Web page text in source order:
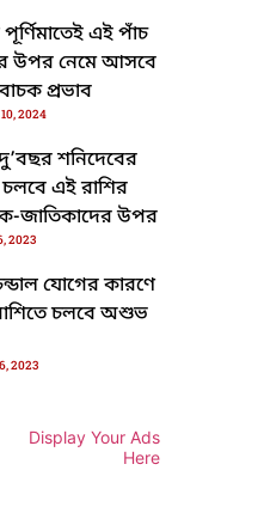
এই পাঁচ
উপর নেমে আসবে
প্রভাব
2024
দু’বছর শনিদেবের
এই রাশির
জাতিকাদের উপর
2023
যোগের কারণে
চলবে অশুভ
2023
Display Your Ads
Here